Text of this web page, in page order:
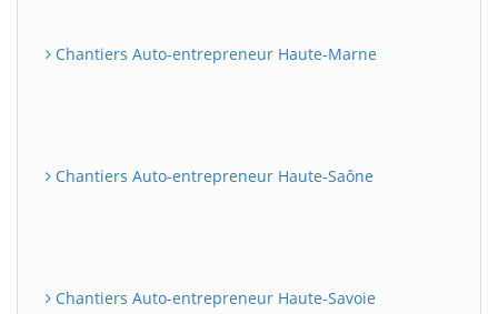
Chantiers Auto-entrepreneur Haute-Marne
Chantiers Auto-entrepreneur Haute-Saône
Chantiers Auto-entrepreneur Haute-Savoie